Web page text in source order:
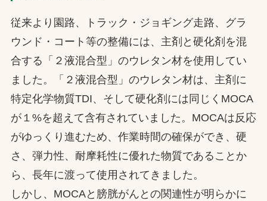
従来より園路、トラック・ジョギング走路、グラ
ウンド・コート等の整備には、主剤と硬化剤を混
合する「２液混合型」のウレタン材を使用してい
ました。「２液混合型」のウレタン材は、主剤に
特定化学物質TDI、そして硬化剤には同じくMOCA
が１%を超えて含有されていました。MOCAは反応
がゆっくり進むため、作業時間の確保ができ、硬
さ、弾力性、耐摩耗性に優れた物質であることか
ら、長年に渡って使用されてきました。
しかし、MOCAと膀胱がんとの関連性が明らかに